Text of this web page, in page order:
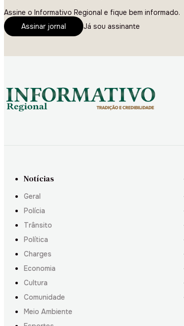
Assine o Informativo Regional e fique bem informado.
Assinar jornal
Já sou assinante
Notícias
Geral
Polícia
Trânsito
Política
Charges
Economia
Cultura
Comunidade
Meio Ambiente